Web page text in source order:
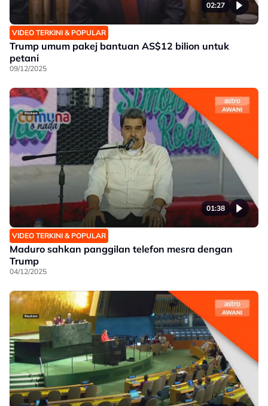
02:27
VIDEO TERKINI & POPULAR
Trump umum pakej bantuan AS$12 bilion untuk
petani
09/12/2025
01:38
VIDEO TERKINI & POPULAR
Maduro sahkan panggilan telefon mesra dengan
Trump
04/12/2025